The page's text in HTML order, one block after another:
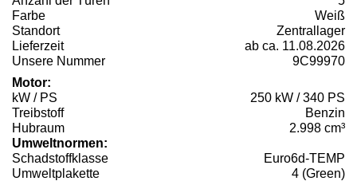
Farbe
Weiß
Standort
Zentrallager
Lieferzeit
ab ca. 11.08.2026
Unsere Nummer
9C99970
Motor:
kW / PS
250 kW / 340 PS
Treibstoff
Benzin
Hubraum
2.998 cm³
Umweltnormen:
Schadstoffklasse
Euro6d-TEMP
Umweltplakette
4 (Green)